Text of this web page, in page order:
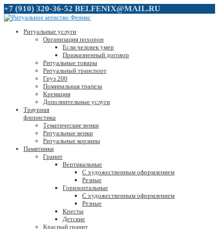
+7 (910) 320-36-52 BELFENIX@MAIL.RU
Ритуальные услуги
Организация похорон
Если человек умер
Прижизненный договор
Ритуальные товары
Ритуальный транспорт
Груз 200
Поминальная трапеза
Кремация
Дополнительные услуги
Траурная
флористика
Тематические венки
Ритуальные венки
Ритуальные корзины
Памятники
Гранит
Вертикальные
С художественным оформлением
Резные
Горизонтальные
С художественным оформлением
Резные
Кресты
Детские
Красный гранит